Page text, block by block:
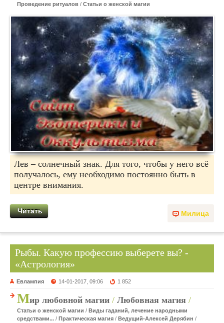
Проведение ритуалов / Статьи о женской магии
Лев – солнечный знак. Для того, чтобы у него всё
получалось, ему необходимо постоянно быть в
центре внимания.
Милица
Читать
Рыбы. Какую профессию выберете вы? -
«Астрология»
Евлампия 14-01-2017, 09:06 1 852
Мир любовной магии / Любовная магия /
Статьи о женской магии / Виды гаданий, лечение народными
средствами... / Практическая магия / Ведущий-Алексей Дерябин /